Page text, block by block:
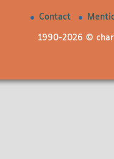
Contact
1990-2026 ©